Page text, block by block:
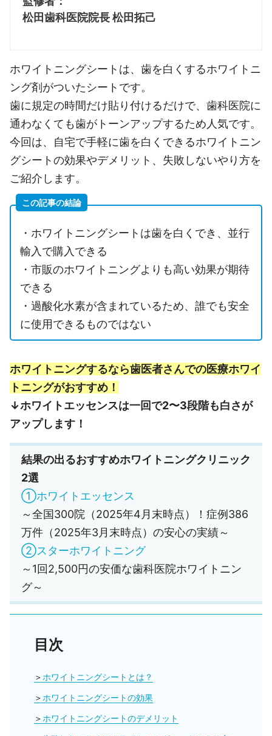
松田歯科医院院長 松田拓己
ホワイトニングシートは、歯を白くするホワイトニ
ング剤がついたシートです。
歯に規定の時間だけ貼り付けるだけで、歯科医院に
通わなくても歯がトーンアップするため人気です。
今回は、自宅で手軽に歯を白くできるホワイトニン
グシートの効果やデメリット、失敗しないやり方を
ご紹介します。
この記事の結論
・ホワイトニングシートは歯を白くでき、並行
輸入で購入できる
・市販のホワイトニングよりも高い効果が期待
できる
・過酸化水素が含まれているため、誰でも安全
に使用できるものではない
ホワイトニングするなら歯医者さんでの医療ホワイ
トニングがおすすめ！
↓ホワイトエッセンスは一回で2〜3段階も白さが
アップします！
結果の出るおすすめホワイトニングクリニック
2選
①ホワイトエッセンス
～全国300院（2025年4月末時点）！症例386
万件（2025年3月末時点）の安心の実績～
②スターホワイトニング
～1回2,500円の安価な歯科医院ホワイトニン
グ～
目次
ホワイトニングシートとは？
ホワイトニングシートの効果
ホワイトニングシートのデメリット